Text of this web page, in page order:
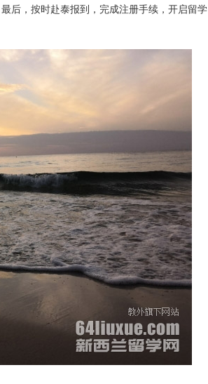
后，按时赴泰报到，完成注册手续，开启留学